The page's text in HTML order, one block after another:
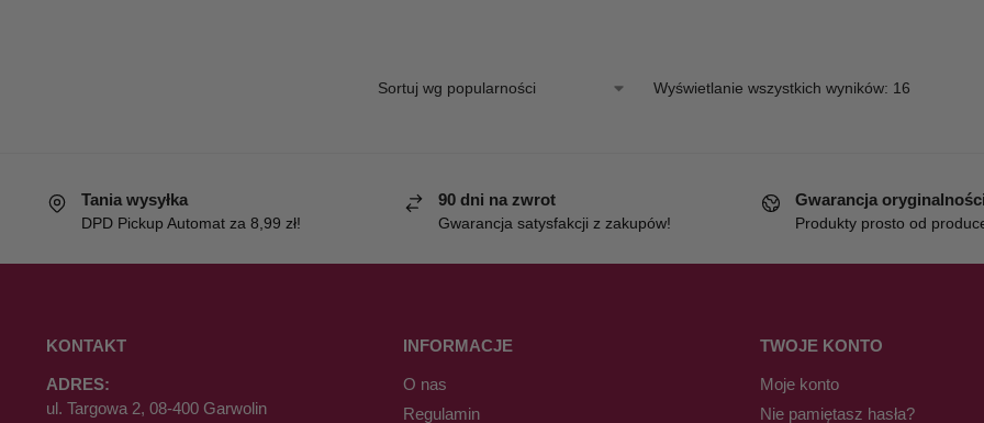
Wyświetlanie wszystkich wyników: 16
Tania wysyłka
DPD Pickup Automat za 8,99 zł!
90 dni na zwrot
Gwarancja satysfakcji z zakupów!
Gwarancja oryginalności
Produkty prosto od
KONTAKT
ADRES:
ul. Targowa 2, 08-400 Garwolin
INFORMACJE
O nas
Regulamin
TWOJE KONTO
Moje konto
Nie pamiętasz hasła?